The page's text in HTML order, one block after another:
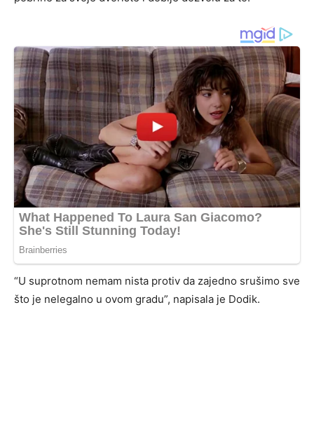
“U suprotnom nemam nista protiv da zajedno srušimo sve
što je nelegalno u ovom gradu”, napisala je Dodik.